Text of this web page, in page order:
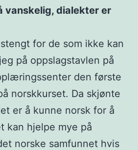
vanskelig, dialekter er
for de som ikke kan
på oppslagstavlen på
den første
norskkurset. Da skjønte
er å kunne norsk for å
kan hjelpe mye på
norske samfunnet hvis